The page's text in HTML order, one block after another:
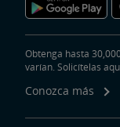
Obtenga hasta
varían. Solicítelas
Conozca más